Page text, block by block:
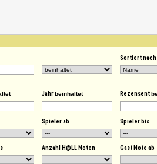
Sortiert nach
Jahrbeinhaltet Rezensent
Spieler ab Spieler bis
Anzahl H@LL Noten Gast Note ab